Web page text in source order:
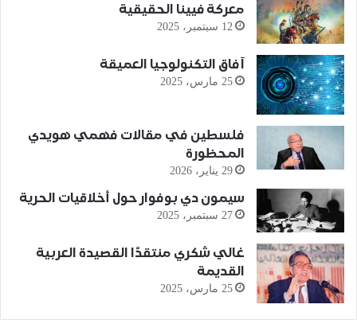
معركة فيينا الحقيقية
12 سبتمبر، 2025
آفاق التكنولوجيا العميقة
25 مارس، 2025
فلسطين في مقالات فهمي هويدي
المحظورة
29 يناير، 2026
سيمون دي بوفوار حول أخلاقيات الحرية
27 سبتمبر، 2025
غالي شكري منتقدًا القصيدة العربية
القديمة
25 مارس، 2025